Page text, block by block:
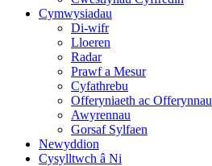
Cymwysiadau
Di-wifr
Lloeren
Radar
Prawf a Mesur
Cyfathrebu
Offeryniaeth ac Offerynnau
Awyrennau
Gorsaf Sylfaen
Newyddion
Cysylltwch â Ni